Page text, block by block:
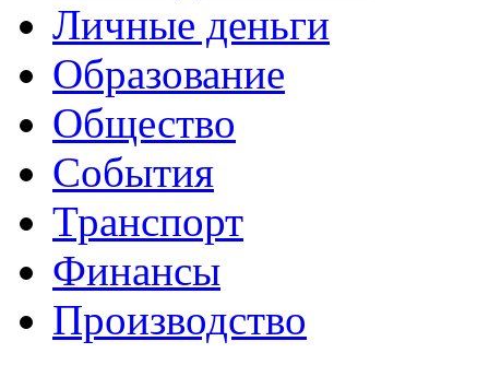
Личные деньги
Образование
Общество
События
Транспорт
Финансы
Производство